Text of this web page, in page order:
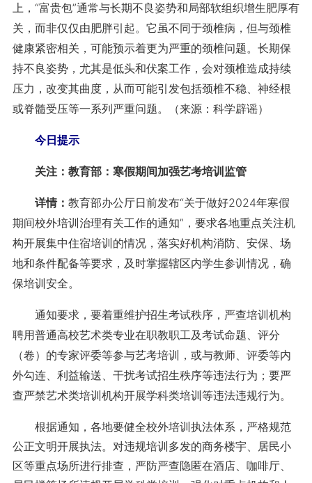
上，“富贵包”通常与长期不良姿势和局部软组织增生肥厚有
关，而非仅仅由肥胖引起。它虽不同于颈椎病，但与颈椎
健康紧密相关，可能预示着更为严重的颈椎问题。长期保
持不良姿势，尤其是低头和伏案工作，会对颈椎造成持续
压力，改变其曲度，从而可能引发包括颈椎不稳、神经根
或脊髓受压等一系列严重问题。（来源：科学辟谣）
今日提示
关注：教育部：寒假期间加强艺考培训监管
详情： 教育部办公厅日前发布“关于做好2024年寒假
期间校外培训治理有关工作的通知”，要求各地重点关注机
构开展集中住宿培训的情况，落实好机构消防、安保、场
地和条件配备等要求，及时掌握辖区内学生参训情况，确
保培训安全。
通知要求，要着重维护招生考试秩序，严查培训机构
聘用普通高校艺术类专业在职教职工及考试命题、评分
（卷）的专家评委等参与艺考培训，或与教师、评委等内
外勾连、利益输送、干扰考试招生秩序等违法行为；要严
查严禁艺术类培训机构开展学科类培训等违法违规行为。
根据通知，各地要健全校外培训执法体系，严格规范
公正文明开展执法。对违规培训多发的商务楼宇、居民小
区等重点场所进行排查，严防严查隐匿在酒店、咖啡厅、